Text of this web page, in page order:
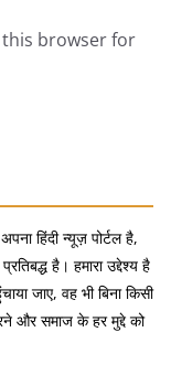
this browser for
हिंदी न्यूज़ पोर्टल है,
है। हमारा उद्देश्य है
जाए, वह भी बिना किसी
और समाज के हर मुद्दे को